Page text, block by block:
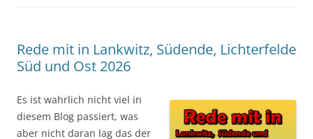
Rede mit in Lankwitz, Südende, Lichterfelde
Süd und Ost 2026
Es ist wahrlich nicht viel in
diesem Blog passiert, was
aber nicht daran lag das der